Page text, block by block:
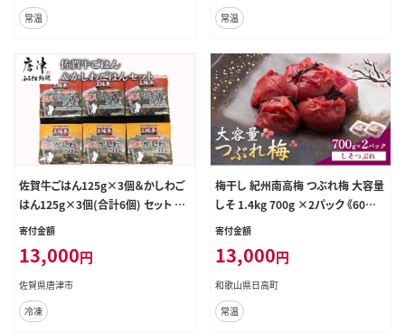
常温
90d_22_13000_5c---
常温
佐賀牛ごはん125g×3個＆かしわご
はん125g×3個(合計6個) セット 鶏
飯 簡単レンジ ギフト お土産
寄付金額
13,000円
佐賀県唐津市
冷凍
梅干し 紀州南高梅 つぶれ梅 大容量
しそ 1.4kg 700g ×2パック 《60日
以内に出荷予定(土日祝除く)》 株式
干 うめぼし 米 おかず しそ漬 国産
送料無料---wsh_ymd19_60d_25_
13000_1p---
寄付金額
13,000円
和歌山県日高町
常温